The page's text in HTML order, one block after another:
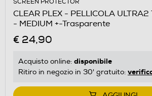
SCREEN PROTECTOR
CLEAR PLEX - PELLICOLA ULTRA2
- MEDIUM +-Trasparente
€ 24,90
Acquisto online: disponibile
Ritiro in negozio in 30' gratuito: